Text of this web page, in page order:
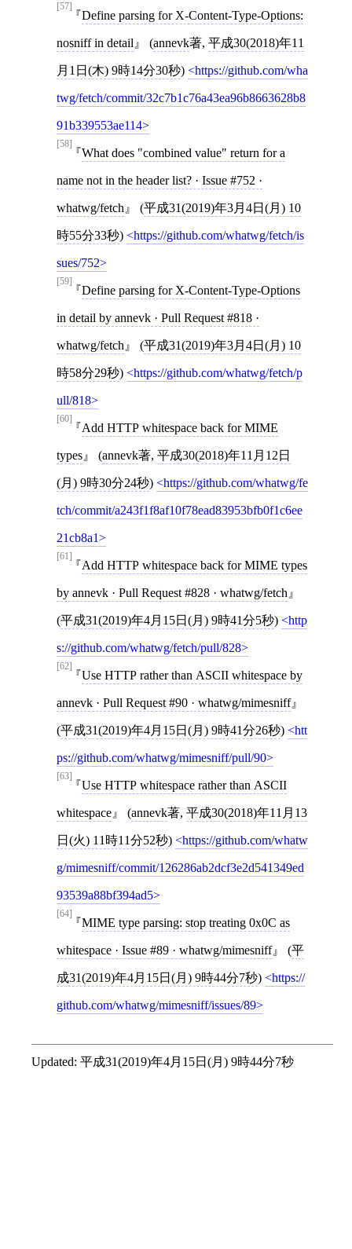
[57]
Define parsing for X-Content-Type-Options:
nosniff in detail (annevk著, 平成30(2018)年11
月1日(木) 9時14分30秒) https://github.com/wha
twg/fetch/commit/32c7b1c76a43ea96b8663628b8
91b339553ae114
[58]
What does "combined value" return for a
name not in the header list? · Issue #752 ·
whatwg/fetch (平成31(2019)年3月4日(月) 10
時55分33秒) https://github.com/whatwg/fetch/is
sues/752
[59]
Define parsing for X-Content-Type-Options
in detail by annevk · Pull Request #818 ·
whatwg/fetch (平成31(2019)年3月4日(月) 10
時58分29秒) https://github.com/whatwg/fetch/p
ull/818
[60]
Add HTTP whitespace back for MIME
types (annevk著, 平成30(2018)年11月12日
(月) 9時30分24秒) https://github.com/whatwg/fe
tch/commit/a243f1f8af10f78ead83953bfb0f1c6ee
21cb8a1
[61]
Add HTTP whitespace back for MIME types
by annevk · Pull Request #828 · whatwg/fetch
(平成31(2019)年4月15日(月) 9時41分5秒) http
s://github.com/whatwg/fetch/pull/828
[62]
Use HTTP rather than ASCII whitespace by
annevk · Pull Request #90 · whatwg/mimesniff
(平成31(2019)年4月15日(月) 9時41分26秒) htt
ps://github.com/whatwg/mimesniff/pull/90
[63]
Use HTTP whitespace rather than ASCII
whitespace (annevk著, 平成30(2018)年11月13
日(火) 11時11分52秒) https://github.com/whatw
g/mimesniff/commit/126286ab2dcf3e2d541349ed
93539a88bf394ad5
[64]
MIME type parsing: stop treating 0x0C as
whitespace · Issue #89 · whatwg/mimesniff (平
成31(2019)年4月15日(月) 9時44分7秒) https://
github.com/whatwg/mimesniff/issues/89
Updated: 平成31(2019)年4月15日(月) 9時44分7秒